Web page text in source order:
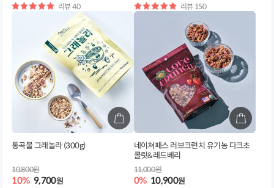
별
리뷰 40
별
점
리뷰 150
통곡물 그래놀라 (300g)
10% 9,700원
10,800원
네이쳐패스 러브크런치 유기농 다크초
콜릿&레드베리
0% 10,900원
11,000원